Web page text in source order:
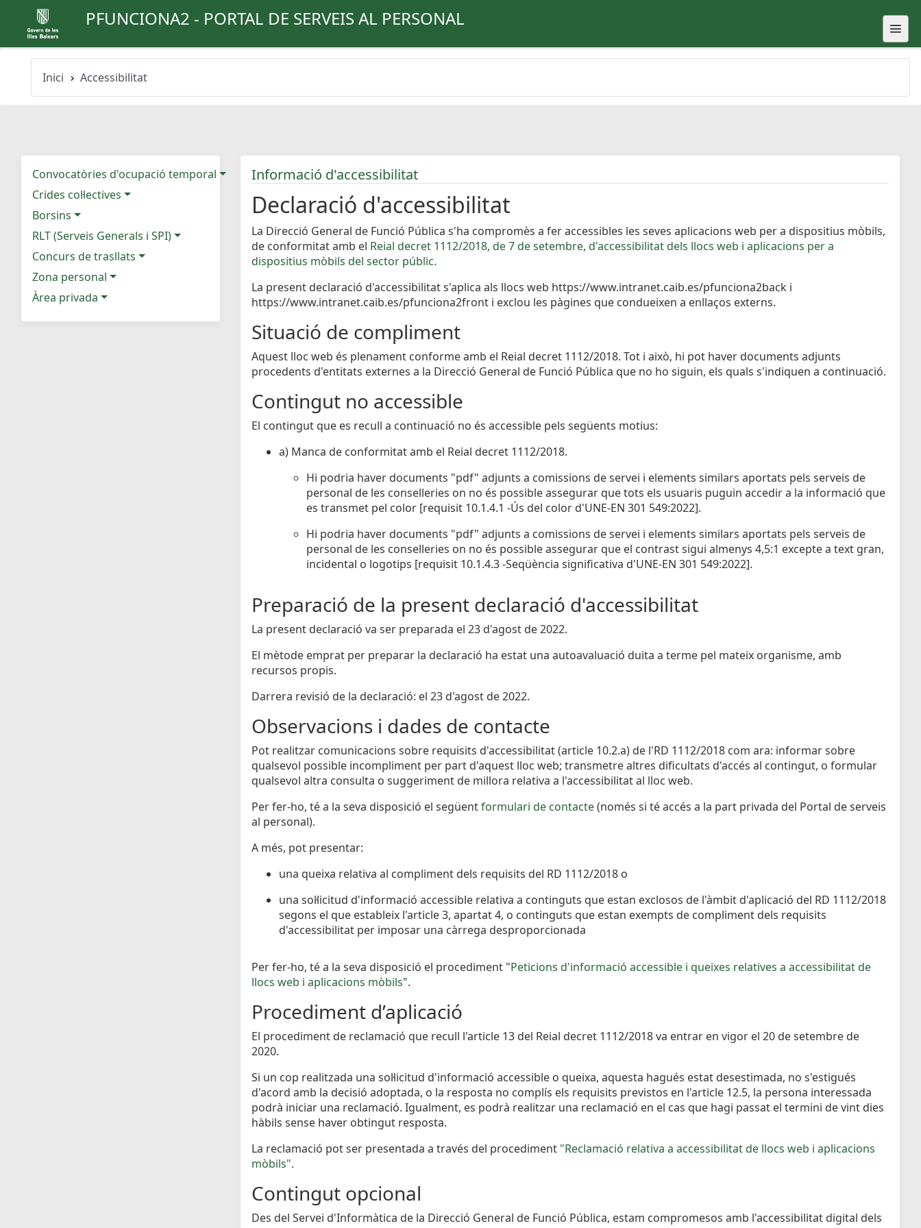
PFUNCIONA2 - PORTAL DE SERVEIS AL PERSONAL
Inici Accessibilitat
Convocatòries d'ocupació temporal
Crides col·lectives
Borsins
RLT (Serveis Generals i SPI)
Concurs de trasllats
Zona personal
Àrea privada
Informació d'accessibilitat
Declaració d'accessibilitat
La Direcció General de Funció Pública s'ha compromès a fer accessibles les seves aplicacions web per a dispositius mòbils,
de conformitat amb el Reial decret 1112/2018, de 7 de setembre, d'accessibilitat dels llocs web i aplicacions per a
dispositius mòbils del sector públic.
La present declaració d'accessibilitat s'aplica als llocs web https://www.intranet.caib.es/pfunciona2back i
https://www.intranet.caib.es/pfunciona2front i exclou les pàgines que condueixen a enllaços externs.
Situació de compliment
Aquest lloc web és plenament conforme amb el Reial decret 1112/2018. Tot i això, hi pot haver documents adjunts
procedents d'entitats externes a la Direcció General de Funció Pública que no ho siguin, els quals s'indiquen a continuació.
Contingut no accessible
El contingut que es recull a continuació no és accessible pels següents motius:
a) Manca de conformitat amb el Reial decret 1112/2018.
Hi podria haver documents "pdf" adjunts a comissions de servei i elements similars aportats pels serveis de
personal de les conselleries on no és possible assegurar que tots els usuaris puguin accedir a la informació que
es transmet pel color [requisit 10.1.4.1 -Ús del color d'UNE-EN 301 549:2022].
Hi podria haver documents "pdf" adjunts a comissions de servei i elements similars aportats pels serveis de
personal de les conselleries on no és possible assegurar que el contrast sigui almenys 4,5:1 excepte a text gran,
incidental o logotips [requisit 10.1.4.3 -Seqüència significativa d'UNE-EN 301 549:2022].
Preparació de la present declaració d'accessibilitat
La present declaració va ser preparada el 23 d'agost de 2022.
El mètode emprat per preparar la declaració ha estat una autoavaluació duita a terme pel mateix organisme, amb
recursos propis.
Darrera revisió de la declaració: el 23 d'agost de 2022.
Observacions i dades de contacte
Pot realitzar comunicacions sobre requisits d'accessibilitat (article 10.2.a) de l'RD 1112/2018 com ara: informar sobre
qualsevol possible incompliment per part d'aquest lloc web; transmetre altres dificultats d'accés al contingut, o formular
qualsevol altra consulta o suggeriment de millora relativa a l'accessibilitat al lloc web.
Per fer-ho, té a la seva disposició el següentformulari de contacte(només si té accés a la part privada del Portal de serveis
al personal).
A més, pot presentar:
una queixa relativa al compliment dels requisits del RD 1112/2018 o
una sol·licitud d'informació accessible relativa a continguts que estan exclosos de l'àmbit d'aplicació del RD 1112/2018
segons el que estableix l'article 3, apartat 4, o continguts que estan exempts de compliment dels requisits
d'accessibilitat per imposar una càrrega desproporcionada
Per fer-ho, té a la seva disposició el procediment "Peticions d'informació accessible i queixes relatives a accessibilitat de
llocs web i aplicacions mòbils".
Procediment d’aplicació
El procediment de reclamació que recull l'article 13 del Reial decret 1112/2018 va entrar en vigor el 20 de setembre de
2020.
Si un cop realitzada una sol·licitud d'informació accessible o queixa, aquesta hagués estat desestimada, no s'estigués
d'acord amb la decisió adoptada, o la resposta no complís els requisits previstos en l'article 12.5, la persona interessada
podrà iniciar una reclamació. Igualment, es podrà realitzar una reclamació en el cas que hagi passat el termini de vint dies
hàbils sense haver obtingut resposta.
La reclamació pot ser presentada a través del procediment "Reclamació relativa a accessibilitat de llocs web i aplicacions
mòbils".
Contingut opcional
Des del Servei d'Informàtica de la Direcció General de Funció Pública, estam compromesos amb l'accessibilitat digital dels